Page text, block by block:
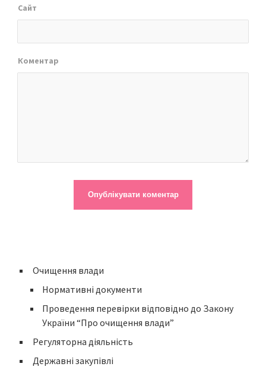
Сайт
Коментар
Очищення влади
Нормативні документи
Проведення перевірки відповідно до Закону
України “Про очищення влади”
Регуляторна діяльність
Державні закупівлі